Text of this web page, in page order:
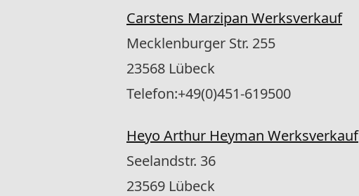
Carstens Marzipan Werksverkauf
Mecklenburger Str. 255
23568 Lübeck
Telefon:+49(0)451-619500
Heyo Arthur Heyman Werksverkauf
Seelandstr. 36
23569 Lübeck